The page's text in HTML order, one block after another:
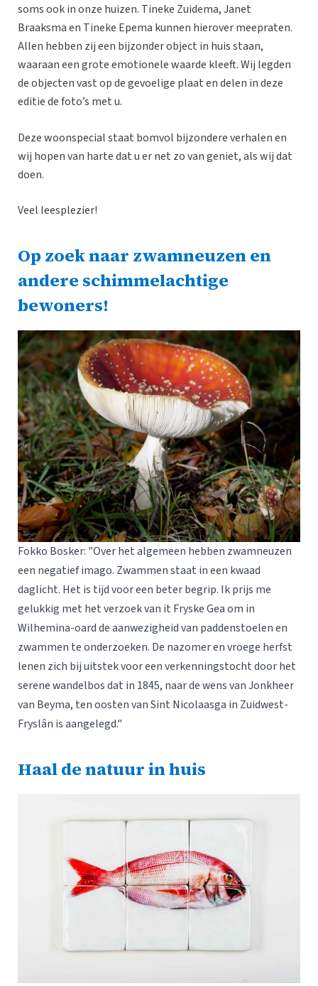
soms ook in onze huizen. Tineke Zuidema, Janet
Braaksma en Tineke Epema kunnen hierover meepraten.
Allen hebben zij een bijzonder object in huis staan,
waaraan een grote emotionele waarde kleeft. Wij legden
de objecten vast op de gevoelige plaat en delen in deze
editie de foto’s met u.
Deze woonspecial staat bomvol bijzondere verhalen en
wij hopen van harte dat u er net zo van geniet, als wij dat
doen.
Veel leesplezier!
Op zoek naar zwamneuzen en
andere schimmelachtige
bewoners!
Fokko Bosker: "Over het algemeen hebben zwamneuzen
een negatief imago. Zwammen staat in een kwaad
daglicht. Het is tijd voor een beter begrip. Ik prijs me
gelukkig met het verzoek van it Fryske Gea om in
Wilhemina-oard de aanwezigheid van paddenstoelen en
zwammen te onderzoeken. De nazomer en vroege herfst
lenen zich bij uitstek voor een verkenningstocht door het
serene wandelbos dat in 1845, naar de wens van Jonkheer
van Beyma, ten oosten van Sint Nicolaasga in Zuidwest-
Fryslân is aangelegd."
Haal de natuur in huis